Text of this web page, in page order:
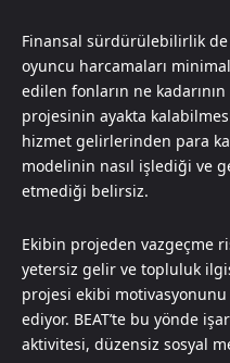
Finansal sürdürülebilirlik
oyuncu harcamaları
edilen fonların ne
projesinin ayakta
hizmet gelirlerinden para
modelinin nasıl işlediği ve
etmediği belirsiz.
Ekibin projeden vazgeçme
yetersiz gelir ve topluluk
projesi ekibi
ediyor. BEAT’te bu yönde
aktivitesi, düzensiz sosyal